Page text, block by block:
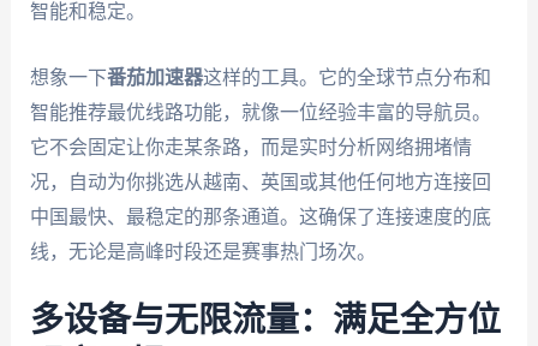
智能和稳定。
想象一下番茄加速器这样的工具。它的全球节点分布和
智能推荐最优线路功能，就像一位经验丰富的导航员。
它不会固定让你走某条路，而是实时分析网络拥堵情
况，自动为你挑选从越南、英国或其他任何地方连接回
中国最快、最稳定的那条通道。这确保了连接速度的底
线，无论是高峰时段还是赛事热门场次。
多设备与无限流量：满足全方位